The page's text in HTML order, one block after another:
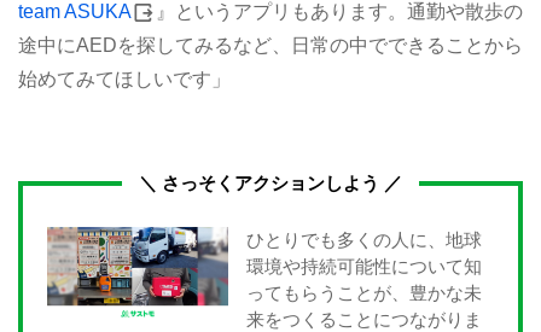
team ASUKA
』というアプリもあります。通勤や散歩の
途中にAEDを探してみるなど、日常の中でできることから
始めてみてほしいです」
＼ さっそくアクションしよう ／
ひとりでも多くの人に、地球
環境や持続可能性について知
ってもらうことが、豊かな未
来をつくることにつながりま